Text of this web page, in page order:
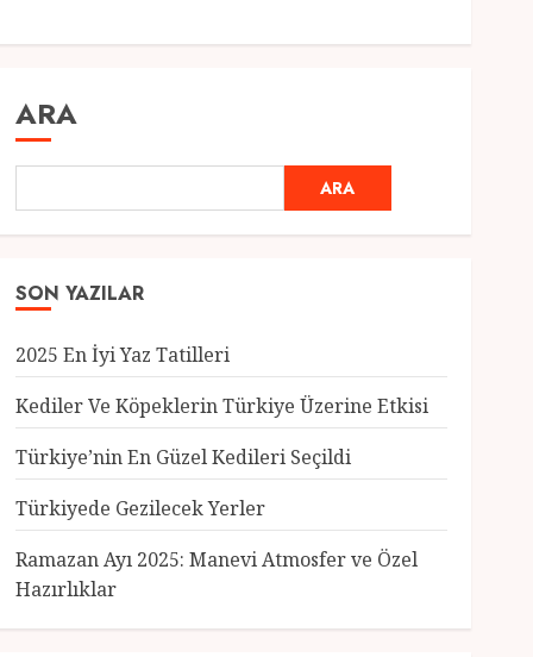
ARA
ARA
SON YAZILAR
2025 En İyi Yaz Tatilleri
Kediler Ve Köpeklerin Türkiye Üzerine Etkisi
Türkiye’nin En Güzel Kedileri Seçildi
Türkiyede Gezilecek Yerler
Ramazan Ayı 2025: Manevi Atmosfer ve Özel
Hazırlıklar
3
Genel
Türkiye’nin En Güzel
Kedileri Seçildi